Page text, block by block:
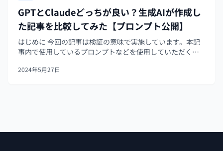
GPTとClaudeどっちが良い？生成AIが作成し
た記事を比較してみた【プロンプト公開】
はじめに 今回の記事は検証の意味で実施しています。本記
事内で使用しているプロンプトなどを使用していただくこ
どは保証できかねます。 また、生成AIも日々アップデート
2024年5月27日